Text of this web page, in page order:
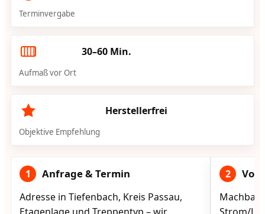
Terminvergabe
30–60 Min.
Aufmaß vor Ort
Herstellerfrei
Objektive Empfehlung
1 Anfrage & Termin
Adresse in Tiefenbach, Kreis Passau,
2